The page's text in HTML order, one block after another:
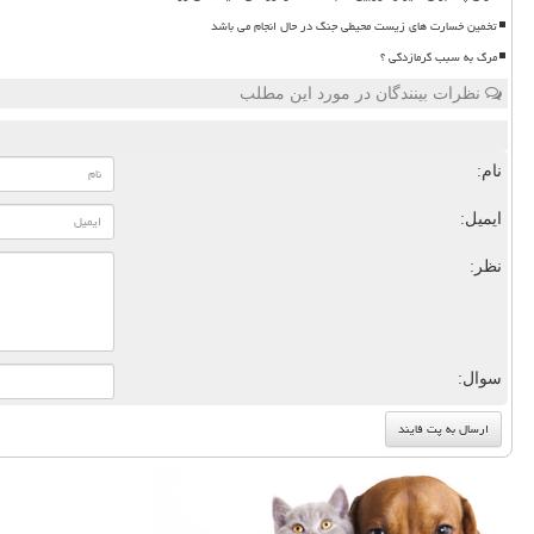
تخمین خسارت های زیست محیطی جنگ در حال انجام می باشد
مرگ به سبب گرمازدگی ؟
نظرات بینندگان در مورد این مطلب
نام:
ایمیل:
نظر:
سوال: